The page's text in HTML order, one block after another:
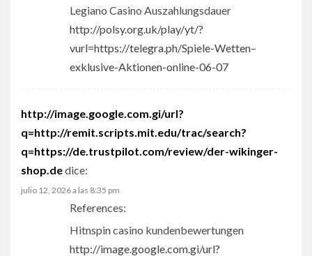
Legiano Casino Auszahlungsdauer
http://polsy.org.uk/play/yt/?
vurl=https://telegra.ph/Spiele-Wetten–
exklusive-Aktionen-online-06-07
http://image.google.com.gi/url?
q=http://remit.scripts.mit.edu/trac/search?
q=https://de.trustpilot.com/review/der-wikinger-
shop.dedice:
julio 12, 2026 a las 8:35 pm
References:
Hitnspin casino kundenbewertungen
http://image.google.com.gi/url?